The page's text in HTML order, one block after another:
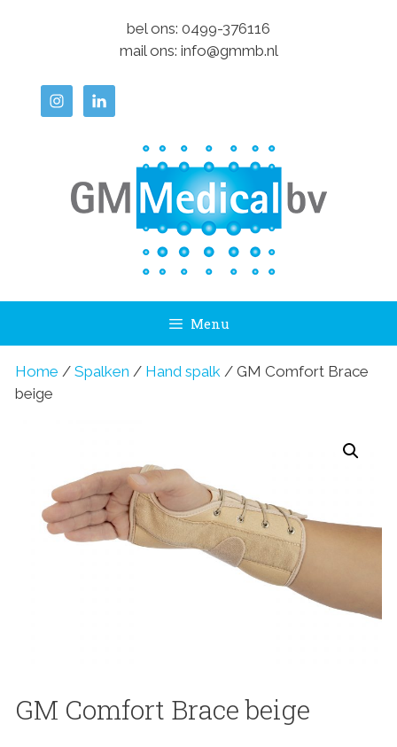
bel ons: 0499-376116
mail ons: info@gmmb.nl
Menu
Home / Spalken / Hand spalk / GM Comfort Brace
beige
GM Comfort Brace beige